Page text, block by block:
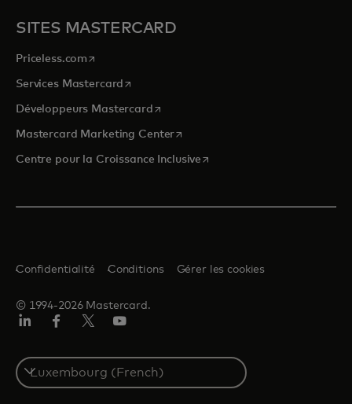
SITES MASTERCARD
Priceless.com s’ouvre dans un nouvel onglet
Services Mastercard s’ouvre dans un nouvel onglet
Développeurs Mastercards’ouvre dans un nouvel onglet
Mastercard Marketing Centers’ouvre dans un nouvel onglet
Centre pour la Croissance Inclusive s’ouvre dans un nouvel
© 1994-2026 Mastercard.
Confidentialité Conditions Gérer les cookies
Select
a
country